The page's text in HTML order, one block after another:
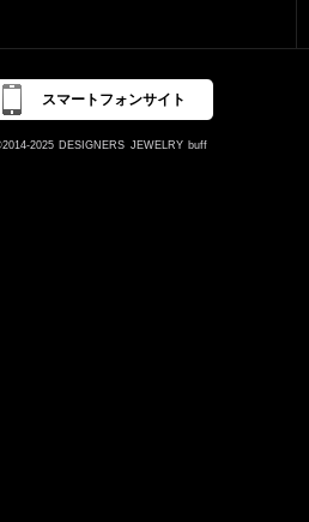
スマートフォンサイト
2025 DESIGNERS JEWELRY buff